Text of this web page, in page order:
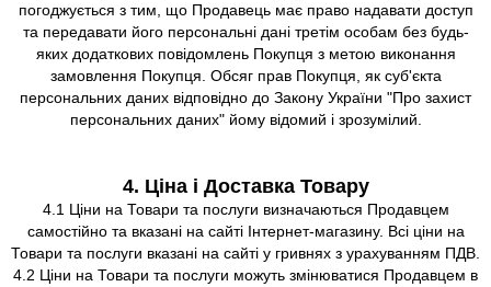
погоджується з тим, що Продавець має право надавати доступ
та передавати його персональні дані третім особам без будь-
яких додаткових повідомлень Покупця з метою виконання
замовлення Покупця. Обсяг прав Покупця, як суб'єкта
персональних даних відповідно до Закону України "Про захист
персональних даних" йому відомий і зрозумілий.
4. Ціна і Доставка Товару
4.1 Ціни на Товари та послуги визначаються Продавцем
самостійно та вказані на сайті Інтернет-магазину. Всі ціни на
Товари та послуги вказані на сайті у гривнях з урахуванням ПДВ.
4.2 Ціни на Товари та послуги можуть змінюватися Продавцем в